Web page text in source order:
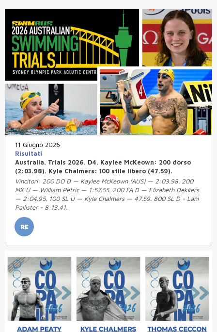
11 Giugno 2026
Risultati
Australia. Trials 2026. D4. Kaylee McKeown: 200 dorso
(2:03.98). Kyle Chalmers: 100 stile libero (47.59).
Vincitori: 200 DO D — Kaylee McKeown (AUS) — 2:03.98. 200
MX U — William Petric — 1:57.55. 200 FA D — Elizabeth Dekkers
— 2:04.95. 100 SL U — Kyle Chalmers — 47.59. 800 SL D - Lani
Pallister - 8:13.41.
RE